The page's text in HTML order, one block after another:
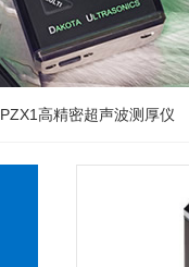
PZX1高精密超声波测厚仪